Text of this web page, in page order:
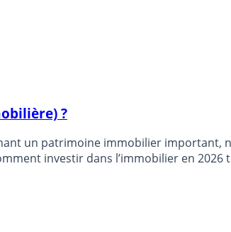
?
un patrimoine immobilier important,
investir dans l’immobilier en 2026